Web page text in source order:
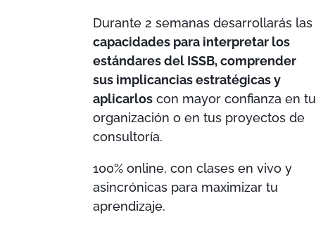
Durante 2 semanas desarrollarás las
capacidades para interpretar los
estándares del ISSB, comprender
sus implicancias estratégicas y
aplicarlos con mayor confianza en tu
organización o en tus proyectos de
consultoría.
100% online, con clases en vivo y
asincrónicas para maximizar tu
aprendizaje.